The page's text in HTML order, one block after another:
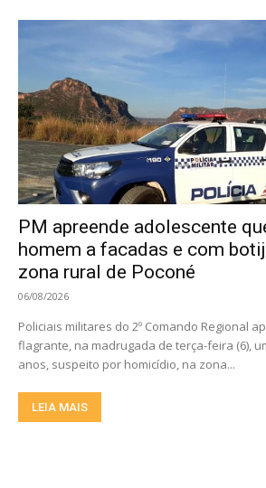
PM apreende adolescente
homem a facadas e com
zona rural de Poconé
06/08/2026
Policiais militares do 2º Comando Regional
flagrante, na madrugada de terça-feira (6),
anos, suspeito por homicídio, na zona...
LEIA MAIS